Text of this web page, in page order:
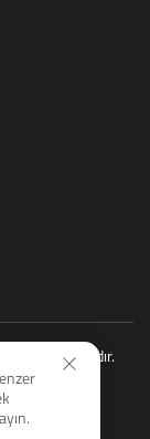
hakları saklıdır.